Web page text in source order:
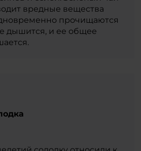
вредные вещества
прочищаются
дышится, и ее общее